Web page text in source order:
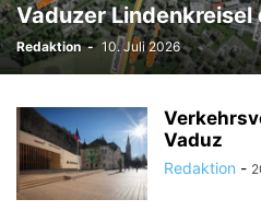
Vaduzer
Redaktion - 10. Juli 2026
Vaduz
Redaktion -